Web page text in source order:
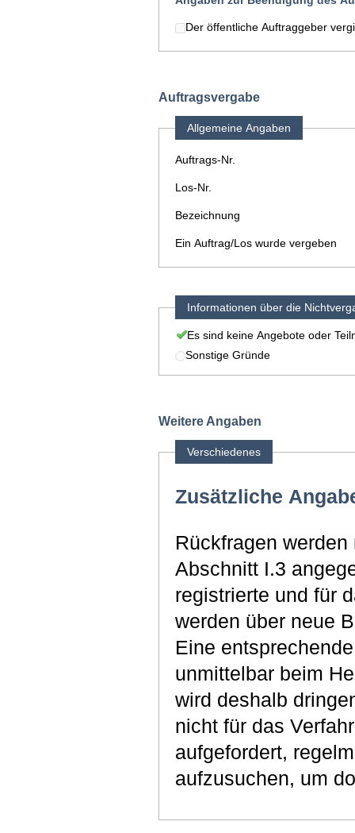
Der öffentliche Auftraggeber
Auftragsvergabe
Allgemeine Angaben
Auftrags-Nr.
Los-Nr.
Bezeichnung
Ein Auftrag/Los wurde vergeben
Informationen über die
Es sind keine Angebote oder
Sonstige Gründe
Weitere Angaben
Verschiedenes
Zusätzliche
Rückfragen
Abschnitt I.3
registrierte und für
werden über neue
Eine
unmittelbar beim
wird deshalb
nicht für das
aufgefordert,
aufzusuchen, um